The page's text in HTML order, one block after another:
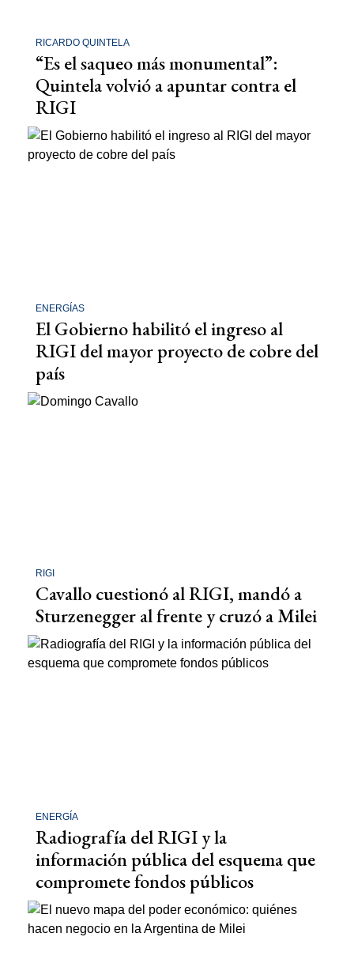
RICARDO QUINTELA
“Es el saqueo más monumental”:
Quintela volvió a apuntar contra el
RIGI
ENERGÍAS
El Gobierno habilitó el ingreso al
RIGI del mayor proyecto de cobre del
país
RIGI
Cavallo cuestionó al RIGI, mandó a
Sturzenegger al frente y cruzó a Milei
ENERGÍA
Radiografía del RIGI y la
información pública del esquema que
compromete fondos públicos